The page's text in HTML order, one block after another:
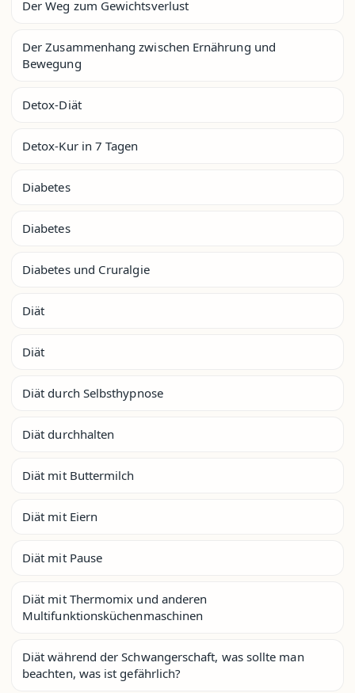
Der Weg zum Gewichtsverlust
Der Zusammenhang zwischen Ernährung und
Bewegung
Detox-Diät
Detox-Kur in 7 Tagen
Diabetes
Diabetes
Diabetes und Cruralgie
Diät
Diät
Diät durch Selbsthypnose
Diät durchhalten
Diät mit Buttermilch
Diät mit Eiern
Diät mit Pause
Diät mit Thermomix und anderen
Multifunktionsküchenmaschinen
Diät während der Schwangerschaft, was sollte man
beachten, was ist gefährlich?